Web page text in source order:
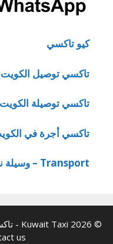
كيو تاكسي
تاكسي توصيل الكويت
تاكسي توصيلة الكويت
تاكسي أجرة في
Transport – وسيلة نقل كيو تاكسي
© 2026 Kuwait Taxi - تاكسي الكويت | All Rights Reserved. |
us